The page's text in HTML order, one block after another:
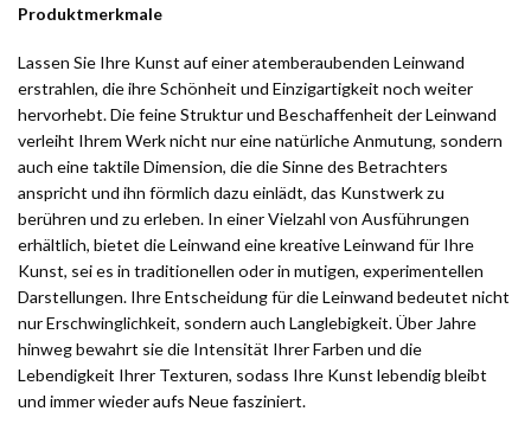
Produktmerkmale
Lassen Sie Ihre Kunst auf einer atemberaubenden Leinwand
erstrahlen, die ihre Schönheit und Einzigartigkeit noch weiter
hervorhebt. Die feine Struktur und Beschaffenheit der Leinwand
verleiht Ihrem Werk nicht nur eine natürliche Anmutung, sondern
auch eine taktile Dimension, die die Sinne des Betrachters
anspricht und ihn förmlich dazu einlädt, das Kunstwerk zu
berühren und zu erleben. In einer Vielzahl von Ausführungen
erhältlich, bietet die Leinwand eine kreative Leinwand für Ihre
Kunst, sei es in traditionellen oder in mutigen, experimentellen
Darstellungen. Ihre Entscheidung für die Leinwand bedeutet nicht
nur Erschwinglichkeit, sondern auch Langlebigkeit. Über Jahre
hinweg bewahrt sie die Intensität Ihrer Farben und die
Lebendigkeit Ihrer Texturen, sodass Ihre Kunst lebendig bleibt
und immer wieder aufs Neue fasziniert.